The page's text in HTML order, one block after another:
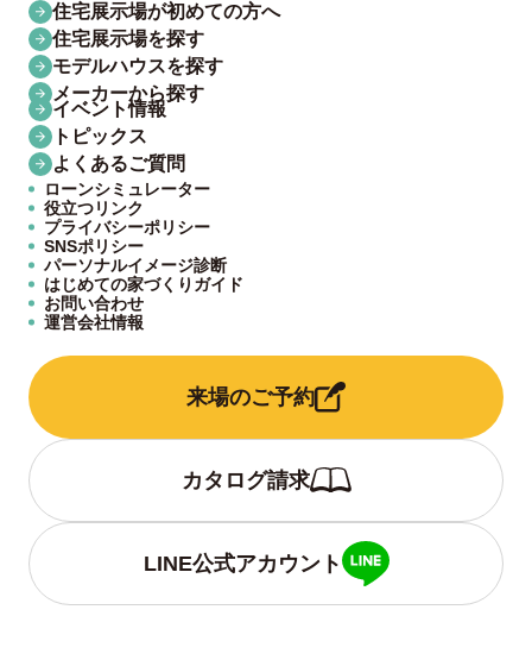
住宅展示場が初めての方へ
住宅展示場を探す
モデルハウスを探す
メーカーから探す
イベント情報
トピックス
よくあるご質問
ローンシミュレーター
役立つリンク
プライバシーポリシー
SNSポリシー
パーソナルイメージ診断
はじめての家づくりガイド
お問い合わせ
運営会社情報
来場のご予約
カタログ請求
LINE公式アカウント